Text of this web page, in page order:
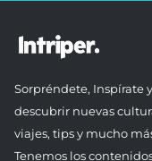
Sorpréndete, Inspírate
descubrir nuevas
viajes, tips y mucho
Tenemos los